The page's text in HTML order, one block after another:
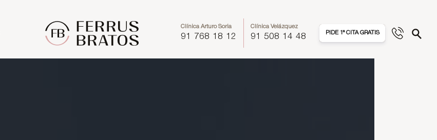
Clínica Arturo Soria
91 768 18 12
Clínica Velázquez
91 508 14 48 PIDE 1ª CITA GRATIS